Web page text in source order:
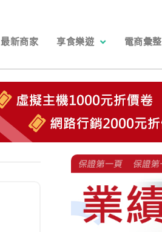
最新商家 享食樂遊 電商彙整